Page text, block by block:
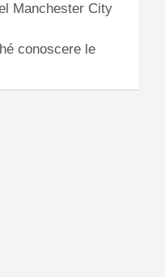
Manchester City
conoscere le